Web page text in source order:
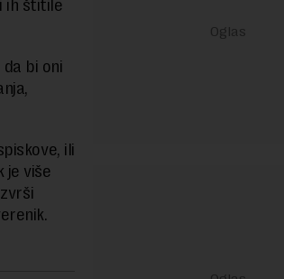
ih štitile
bi oni
ili
je više